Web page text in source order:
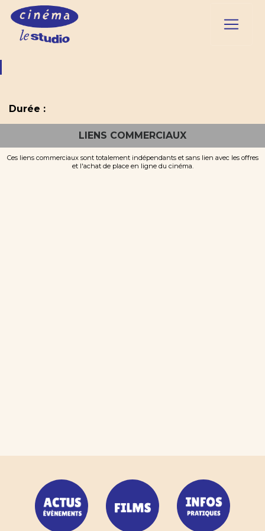
Durée :
LIENS COMMERCIAUX
Ces liens commerciaux sont totalement indépendants et sans lien avec les offres
et l'achat de place en ligne du cinéma.